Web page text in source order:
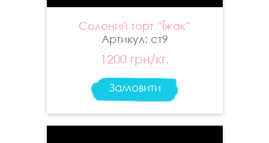
Солоний торт “Їжак”
Артикул: ст9
1200 грн/кг.
Замовити